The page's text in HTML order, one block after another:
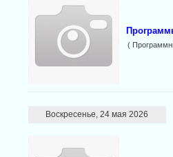
(
Воскресенье, 24 мая 2026